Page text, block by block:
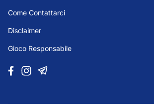
Come Contattarci
Disclaimer
Gioco Responsabile